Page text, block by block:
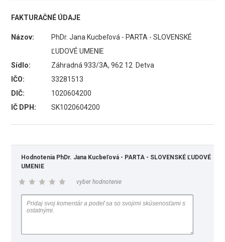
FAKTURAČNÉ ÚDAJE
Názov:
PhDr. Jana Kucbeľová - PARTA - SLOVENSKÉ
ĽUDOVÉ UMENIE
Sídlo:
Záhradná 933/3A, 962 12 Detva
IČO:
33281513
DIČ:
1020604200
IČ DPH:
SK1020604200
Hodnotenia PhDr. Jana Kucbeľová - PARTA - SLOVENSKÉ ĽUDOVÉ
UMENIE
vyber hodnotenie